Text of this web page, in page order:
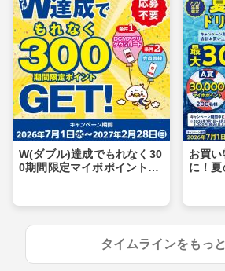
W(ダブル)達成でもれなく30
0期間限定マイボポイントG
お買
に！
タイムラインをもっ